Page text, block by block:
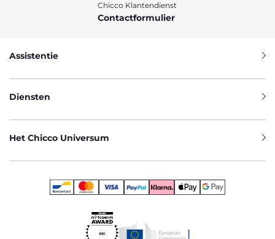
Chicco Klantendienst
Contactformulier
Assistentie
Diensten
Het Chicco Universum